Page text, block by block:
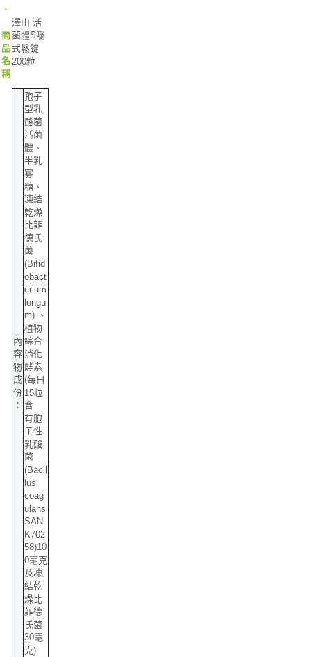
‧
商
品
名
稱
澤山 活
菌體S嚼
式鬆錠
200粒
內
容
物
成
份
：
孢子
型乳
酸菌
活菌
體、
半乳
寡
糖、
凍結
乾燥
比菲
德氏
菌
(Bifid
obact
erium
longu
m) 、
植物
綜合
消化
酵素
(每日
15粒
含
有胞
子性
乳酸
菌
(Bacil
lus
coag
ulans
SAN
K702
58)10
0毫克
及凍
結乾
燥比
菲德
氏菌
30毫
克)